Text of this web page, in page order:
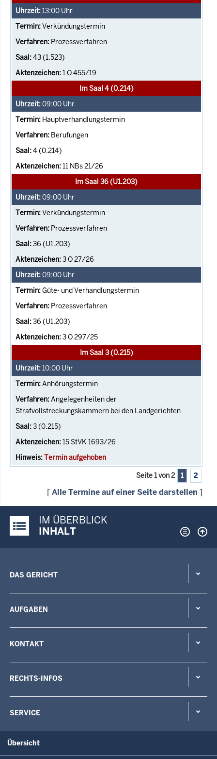
13:00 Uhr
Verkündungstermin
Prozessverfahren
43 (1.523)
1 O 455/19
Im Saal 4 (0.214)
09:00 Uhr
Hauptverhandlungstermin
Berufungen
4 (0.214)
11 NBs 21/26
Im Saal 36 (U1.203)
09:00 Uhr
Verkündungstermin
Prozessverfahren
36 (U1.203)
3 O 27/26
09:00 Uhr
Güte- und Verhandlungstermin
Prozessverfahren
36 (U1.203)
3 O 297/25
Im Saal 3 (0.215)
10:00 Uhr
Anhörungstermin
Angelegenheiten der
Strafvollstreckungskammern bei den Landgerichten
3 (0.215)
15 StVK 1693/26
Termin aufgehoben
Seite 1 von 2 1 2
[Alle Termine auf einer Seite darstellen ]
Justiz-Portal im Überblick:
IM ÜBERBLICK
INHALT
DAS GERICHT
AUFGABEN
KONTAKT
RECHTS-INFOS
SERVICE
Übersicht